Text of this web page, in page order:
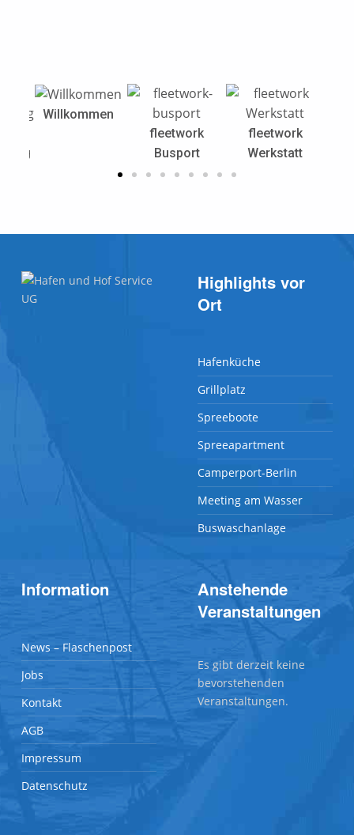
Willkommen
fleetwork
Busport
fleetwork
Werkstatt
Highlights vor
Ort
Hafenküche
Grillplatz
Spreeboote
Spreeapartment
Camperport-Berlin
Meeting am Wasser
Buswaschanlage
Information
News – Flaschenpost
Jobs
Kontakt
AGB
Impressum
Datenschutz
Anstehende
Veranstaltungen
Es gibt derzeit keine
bevorstehenden
Veranstaltungen.